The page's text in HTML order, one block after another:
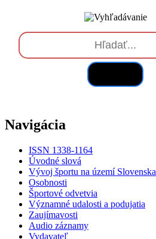
Navigácia
ISSN 1338-1164
Úvodné slová
Vývoj športu na území Slovenska
Osobnosti
Športové odvetvia
Významné udalosti a podujatia
Zaujímavosti
Audio záznamy
Vydavateľ